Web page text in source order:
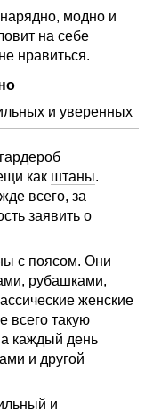
модно и
на себе
нравиться.
как штаны.
всего, за
заявить о
с поясом. Они
рубашками,
женские
всего такую
каждый день
и другой